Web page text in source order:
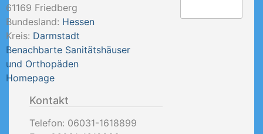
61169 Friedberg
Bundesland: Hessen
Kreis: Darmstadt
Benachbarte Sanitätshäuser
und Orthopäden
Homepage
Kontakt
Telefon: 06031-1618899